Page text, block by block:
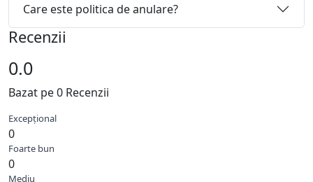
Care este politica de anulare?
Recenzii
0.0
Bazat pe 0 Recenzii
Excepțional
0
Foarte bun
0
Mediu